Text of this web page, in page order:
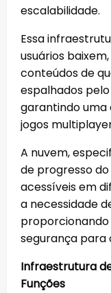
escalabilidade.
Essa
usuários
conteúdos de
espalhados
garantindo uma
jogos
A nuvem,
de progresso
acessíveis em
a necessidade
segurança para
Infraestrutura
Funções